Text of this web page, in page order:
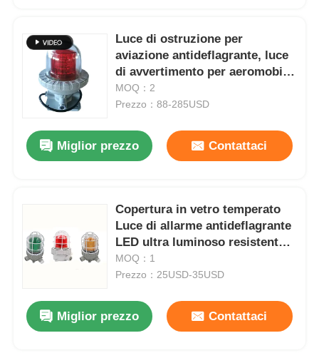
Luce di ostruzione per
aviazione antideflagrante, luce
di avvertimento per aeromobili,
luce solare antideflagrante per
torri
MOQ：2
Prezzo：88-285USD
Miglior prezzo Contattaci
Copertura in vetro temperato
Luce di allarme antideflagrante
LED ultra luminoso resistente
alla corrosione
MOQ：1
Prezzo：25USD-35USD
Miglior prezzo Contattaci